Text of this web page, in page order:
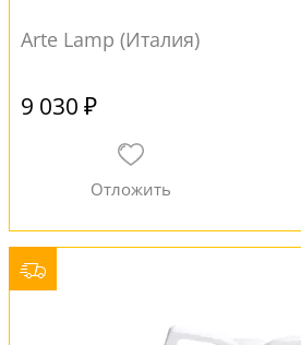
Arte Lamp (Италия)
9 030 ₽